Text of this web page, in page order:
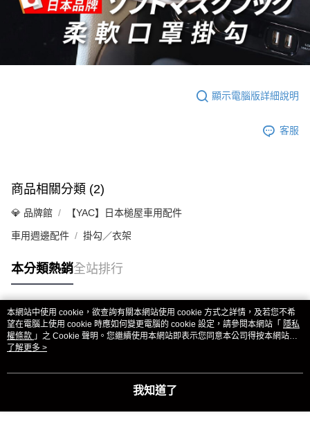
顯示電腦版詳細說明
客服
商品相關分類 (2)
💎 品牌館 【YAC】日本槌屋車用配件
車用週邊配件 掛勾／衣架
本分類熱銷全站排行
熱門標籤
本網站中使用 cookie，欲查詢有關本網站使用 cookie 方式之詳情，及若您不希
望在電腦上使用 cookie 時應如何變更電腦的 cookie 設定，請參閱本網站「 隱私
權條款 」之 Cookie 聲明。您繼續使用本網站即表示您同意本公司得按本網站使
用條款之 Cookie 聲明使用 cookie。
了解更多 >
我知道了